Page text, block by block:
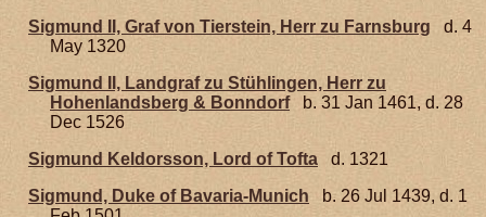
Sigmund II, Graf von Tierstein, Herr zu Farnsburg
d. 4
May 1320
Sigmund II, Landgraf zu Stühlingen, Herr zu
Hohenlandsberg & Bonndorf
b. 31 Jan 1461, d. 28
Dec 1526
Sigmund Keldorsson, Lord of Tofta
d. 1321
Sigmund, Duke of Bavaria-Munich
b. 26 Jul 1439, d. 1